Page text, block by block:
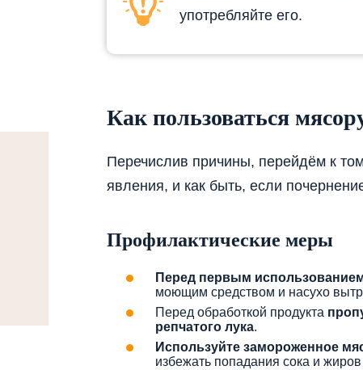
употребляйте его.
Как пользоваться
Перечислив причины, перейдём к
явления, и как быть, если
Профилактические меры
Перед первым
моющим средством и насухо
Перед обработкой продукта
репчатого лука.
Используйте замороженное
избежать попадания сока и